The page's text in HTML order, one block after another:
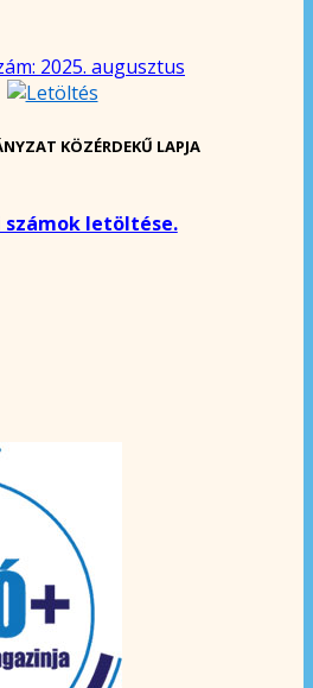
2025. augusztus
KÖZÉRDEKŰ LAPJA
számok letöltése.